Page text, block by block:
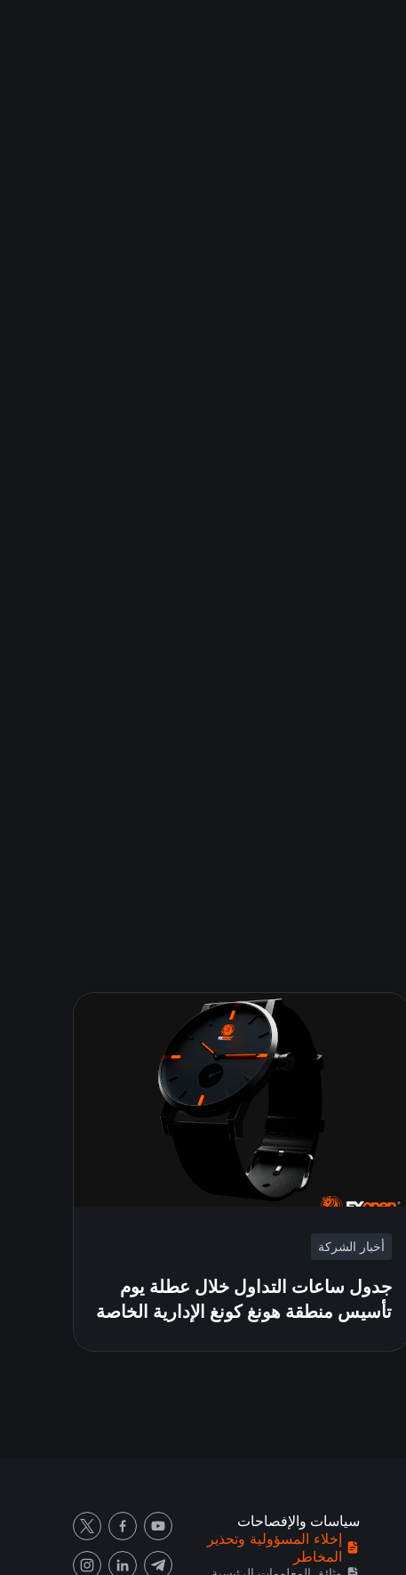
أخبار الشركة
جدول ساعات التداول خلال عطلة يوم
تأسيس منطقة هونغ كونغ الإدارية الخاصة
سياسات والإفصاحات
إخلاء المسؤولية وتحذير
المخاطر